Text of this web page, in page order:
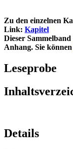
Zu den einzelnen
Link: Kapitel
Dieser
Anhang. Sie können
Leseprobe
Details